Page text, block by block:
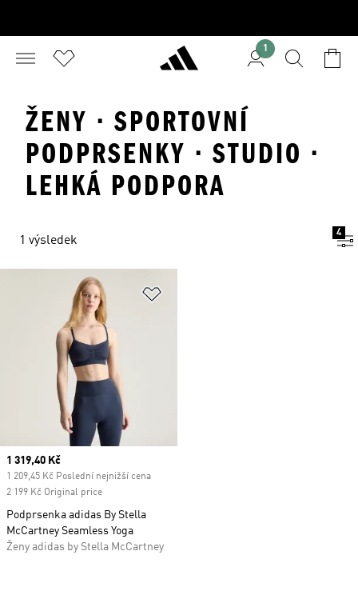
1
ŽENY · SPORTOVNÍ
PODPRSENKY · STUDIO ·
LEHKÁ PODPORA
1 výsledek
4
Current price
1 319,40 Kč
1 209,45 Kč Poslední nejnižší cena
2 199 Kč Original price
Podprsenka adidas By Stella
McCartney Seamless Yoga
Ženy adidas by Stella McCartney